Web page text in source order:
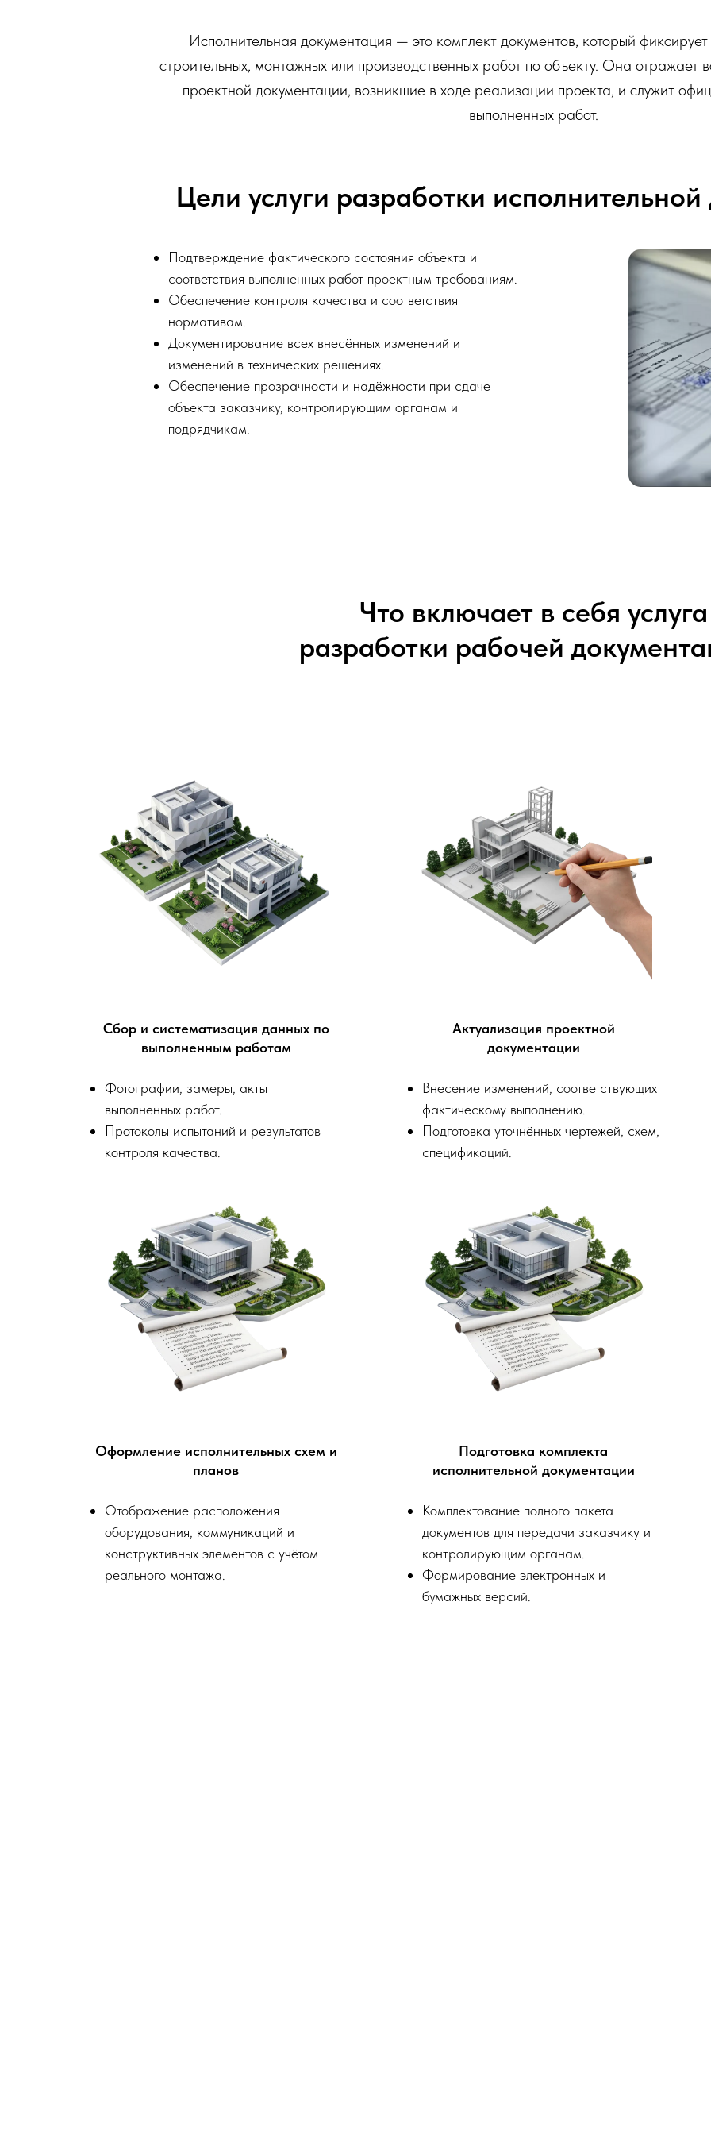
Исполнительная документация — это комплект документов, который
строительных, монтажных или производственных работ по объекту. Она отражает
проектной документации, возникшие в ходе реализации проекта, и служит
выполненных работ.
Цели услуги разработки
Подтверждение фактического состояния объекта и
соответствия выполненных работ проектным требованиям.
Обеспечение контроля качества и соответствия
нормативам.
Документирование всех внесённых изменений и
изменений в технических решениях.
Обеспечение прозрачности и надёжности при сдаче
объекта заказчику, контролирующим органам и
подрядчикам.
Что включает в себя услуга
разработки рабочей
Сбор и систематизация данных по
выполненным работам
Фотографии, замеры, акты
выполненных работ.
Протоколы испытаний и результатов
контроля качества.
Актуализация проектной
документации
Внесение изменений, соответствующих
фактическому выполнению.
Подготовка уточнённых чертежей, схем,
спецификаций.
Оформление исполнительных схем и
планов
Отображение расположения
оборудования, коммуникаций и
конструктивных элементов с учётом
реального монтажа.
Подготовка комплекта
исполнительной документации
Комплектование полного пакета
документов для передачи заказчику и
контролирующим органам.
Формирование электронных и
бумажных версий.